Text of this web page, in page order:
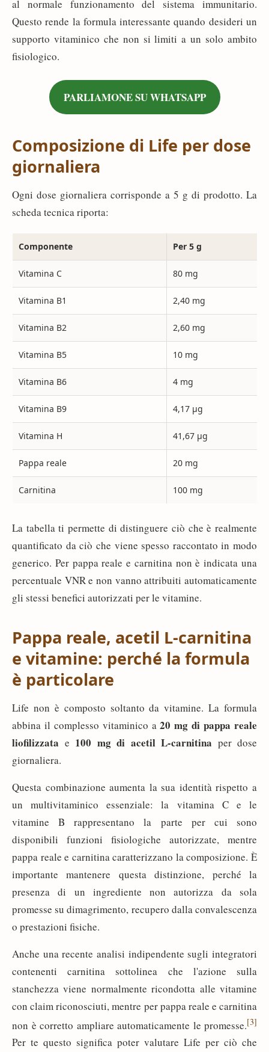
al normale funzionamento del sistema immunitario.
Questo rende la formula interessante quando desideri un
supporto vitaminico che non si limiti a un solo ambito
fisiologico.
PARLIAMONE SU WHATSAPP
Composizione di Life per dose
giornaliera
Ogni dose giornaliera corrisponde a 5 g di prodotto. La
scheda tecnica riporta:
Componente Per 5 g
Vitamina C 80 mg
Vitamina B1 2,40 mg
Vitamina B2 2,60 mg
Vitamina B5 10 mg
Vitamina B6 4 mg
Vitamina B9 4,17 µg
Vitamina H 41,67 µg
Pappa reale 20 mg
Carnitina 100 mg
La tabella ti permette di distinguere ciò che è realmente
quantificato da ciò che viene spesso raccontato in modo
generico. Per pappa reale e carnitina non è indicata una
percentuale VNR e non vanno attribuiti automaticamente
gli stessi benefici autorizzati per le vitamine.
Pappa reale, acetil L-carnitina
e vitamine: perché la formula
è particolare
Life non è composto soltanto da vitamine. La formula
abbina il complesso vitaminico a20 mg di pappa reale
liofilizzata e 100 mg di acetil L-carnitina per dose
giornaliera.
Questa combinazione aumenta la sua identità rispetto a
un multivitaminico essenziale: la vitamina C e le
vitamine B rappresentano la parte per cui sono
disponibili funzioni fisiologiche autorizzate, mentre
pappa reale e carnitina caratterizzano la composizione. È
importante mantenere questa distinzione, perché la
presenza di un ingrediente non autorizza da sola
promesse su dimagrimento, recupero dalla convalescenza
o prestazioni fisiche.
Anche una recente analisi indipendente sugli integratori
contenenti carnitina sottolinea che l'azione sulla
stanchezza viene normalmente ricondotta alle vitamine
con claim riconosciuti, mentre per pappa reale e carnitina
non è corretto ampliare automaticamente le promesse.[3]
Per te questo significa poter valutare Life per ciò che